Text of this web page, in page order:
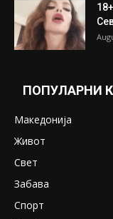
ПОПУЛАРНИ
Македонија
Живот
Свет
Забава
Спорт